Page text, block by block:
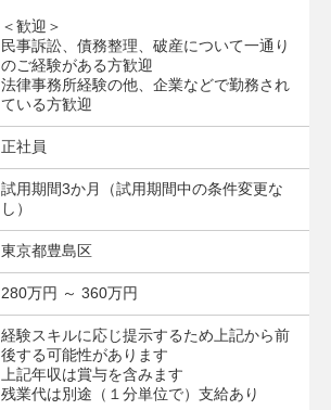
＜歓迎＞
民事訴訟、債務整理、破産について一通り
のご経験がある方歓迎
法律事務所経験の他、企業などで勤務され
ている方歓迎
正社員
試用期間3か月（試用期間中の条件変更な
し）
東京都豊島区
280万円 ～ 360万円
経験スキルに応じ提示するため上記から前
後する可能性があります
上記年収は賞与を含みます
残業代は別途（１分単位で）支給あり